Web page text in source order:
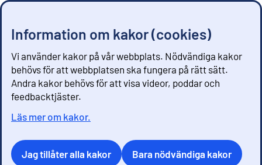
Information om kakor (cookies)
Vi använder kakor på vår webbplats. Nödvändiga kakor
behövs för att webbplatsen ska fungera på rätt sätt.
Andra kakor behövs för att visa videor, poddar och
feedbacktjäster.
Läs mer om kakor.
Jag tillåter alla kakor Bara nödvändiga kakor